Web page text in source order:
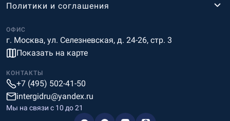
ОФИС
г. Москва, ул. Селезневская, д. 24-26, стр. 3
Показать на карте
Политики и соглашения
КОНТАКТЫ
+7 (495) 502-41-50
intergidru@yandex.ru
Мы на связи c 10 до 21